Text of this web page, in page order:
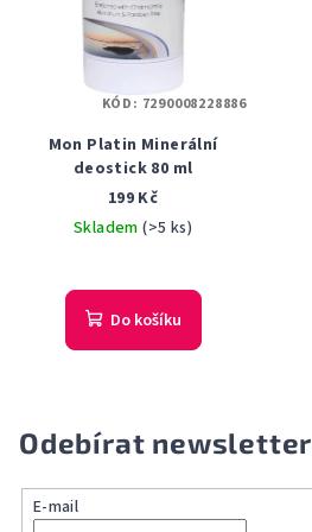
Mon Platin Minerální
deostick 80 ml
199 Kč
Skladem(>5 ks)
Do košíku
KÓD: 7290008228886
Odebírat newsletter
E-mail